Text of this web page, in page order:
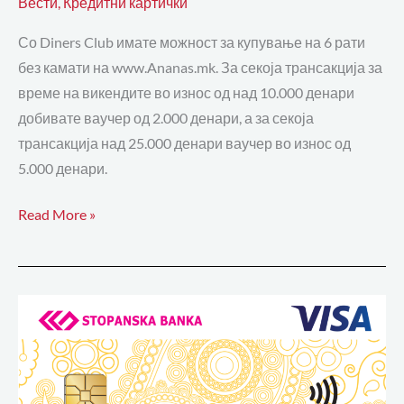
Со Diners Club имате можност за купување на 6 рати
без камати на www.Ananas.mk. За секоја трансакција за
време на викендите во износ од над 10.000 денари
добивате ваучер од 2.000 денари, а за секоја
трансакција над 25.000 денари ваучер во износ од
5.000 денари.
Read More »
кредитна
картичка